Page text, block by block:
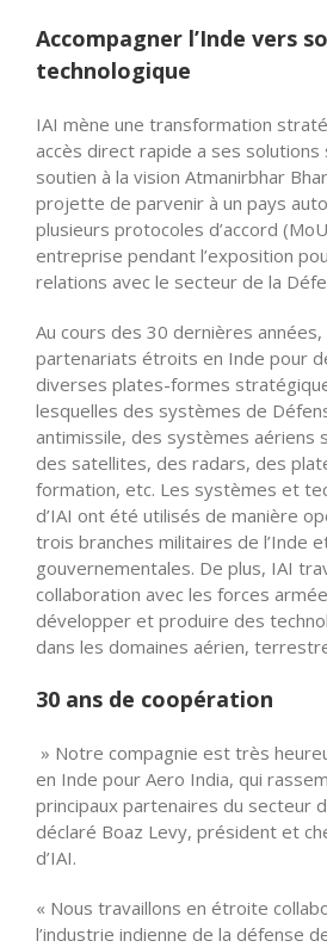
Accompagner l’Inde vers
technologique
IAI mène une transformation
accès direct rapide a ses solutions
soutien à la vision Atmanirbhar
projette de parvenir à un pays
plusieurs protocoles d’accord
entreprise pendant l’exposition
relations avec le secteur de la
Au cours des 30 dernières
partenariats étroits en Inde pour
diverses plates-formes
lesquelles des systèmes de
antimissile, des systèmes aériens
des satellites, des radars, des
formation, etc. Les systèmes et
d’IAI ont été utilisés de manière
trois branches militaires de l’Inde
gouvernementales. De plus, IAI
collaboration avec les forces
développer et produire des
dans les domaines aérien,
30 ans de coopération
» Notre compagnie est très
en Inde pour Aero India, qui
principaux partenaires du secteur
déclaré Boaz Levy, président et
d’IAI.
« Nous travaillons en étroite
l’industrie indienne de la défense